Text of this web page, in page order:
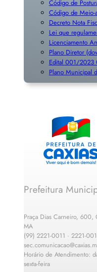
Código de
Código de Meio-
Decreto Nota
Lei que
Licenciamento
Plano Diretor
Edital 001/2023
Plano Municipal
Prefeitura
Praça Dias Carneiro,
MA
(99) 2221-0011 · 2221-
Horário de Atendimento:
sexta-feira